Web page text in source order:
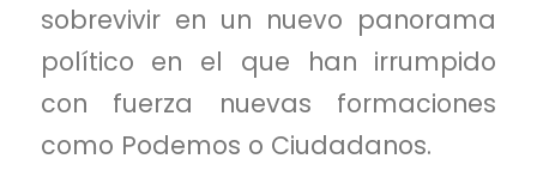
sobrevivir en un nuevo panorama
político en el que han irrumpido
con fuerza nuevas formaciones
como Podemos o Ciudadanos.